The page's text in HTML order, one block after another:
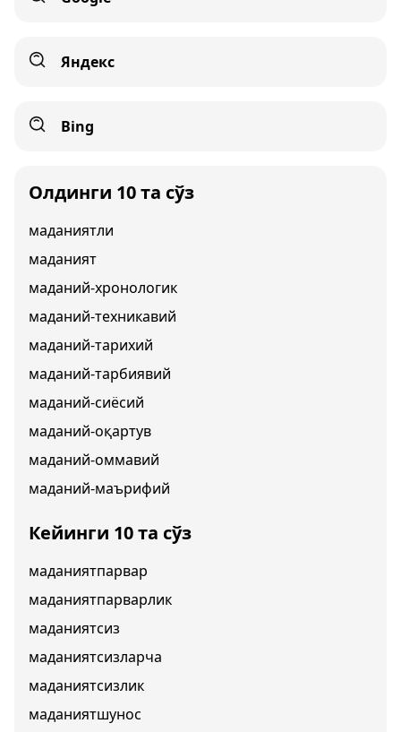
Яндекс
Bing
Олдинги 10 та сўз
маданиятли
маданият
маданий-хронологик
маданий-техникавий
маданий-тарихий
маданий-тарбиявий
маданий-сиёсий
маданий-оқартув
маданий-оммавий
маданий-маърифий
Кейинги 10 та сўз
маданиятпарвар
маданиятпарварлик
маданиятсиз
маданиятсизларча
маданиятсизлик
маданиятшунос